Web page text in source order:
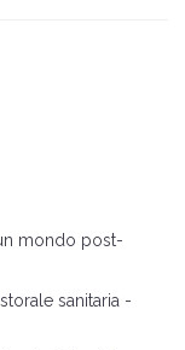
mondo post-
sanitaria -